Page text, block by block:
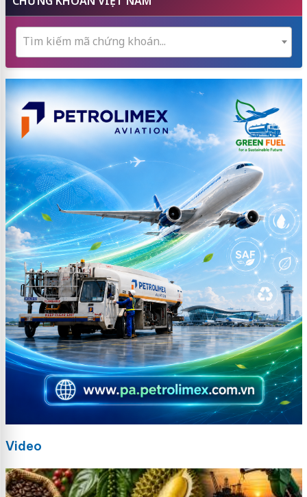
Tìm kiếm mã chứng khoán...
Video